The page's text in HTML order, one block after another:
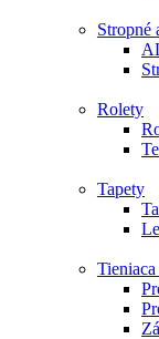
Stropné
Rolety
Tapety